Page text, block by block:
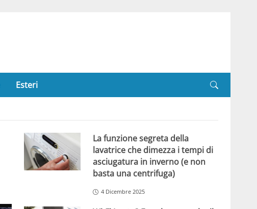
Esteri
La funzione segreta della
lavatrice che dimezza i tempi di
asciugatura in inverno (e non
basta una centrifuga)
4 Dicembre 2025